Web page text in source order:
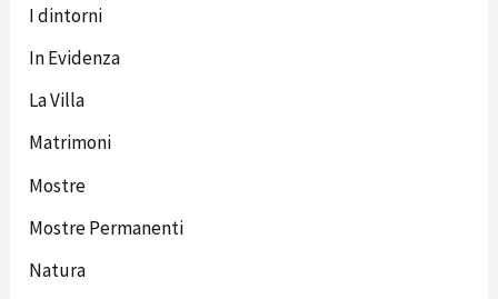
I dintorni
In Evidenza
La Villa
Matrimoni
Mostre
Mostre Permanenti
Natura